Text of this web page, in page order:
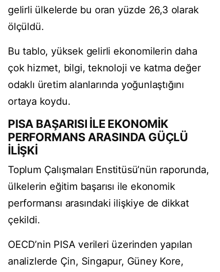
gelirli ülkelerde bu oran yüzde 26,3 olarak
ölçüldü.
Bu tablo, yüksek gelirli ekonomilerin daha
çok hizmet, bilgi, teknoloji ve katma değer
odaklı üretim alanlarında yoğunlaştığını
ortaya koydu.
PISA BAŞARISI İLE EKONOMİK
PERFORMANS ARASINDA GÜÇLÜ
İLİŞKİ
Toplum Çalışmaları Enstitüsü’nün raporunda,
ülkelerin eğitim başarısı ile ekonomik
performansı arasındaki ilişkiye de dikkat
çekildi.
OECD’nin PISA verileri üzerinden yapılan
analizlerde Çin, Singapur, Güney Kore,